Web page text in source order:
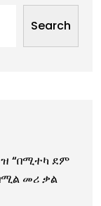
Search
“በሚተካ ደም
መሪ ቃል